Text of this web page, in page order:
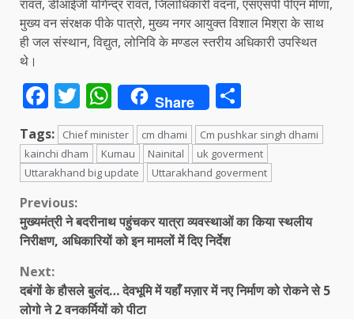
रावत, डीआईजी योगेन्द्र रावत, जिलाधिकारी वंदना, एसएसपी पीएन मीणा,
मुख्य वन संरक्षक पीके पात्रो, मुख्य नगर आयुक्त विशाल मिश्रा के साथ
ही जल संस्थान, विद्युत, लोनिवि के मण्डल स्तरीय अधिकारी उपस्थित
थे।
Facebook
Twitter
WhatsApp
Share
Tags: Chief minister cm dhami
Cm pushkar singh dhami
kainchi dham
Kumau Nainital
uk goverment
Uttarakhand big update
Uttarakhand goverment
Continue
Reading
Previous:
मुख्यमंत्री ने बदरीनाथ पहुंचकर यात्रा व्यवस्थाओं का किया स्थलीय
निरीक्षण, अधिकारियों को इन मामलों में दिए निर्देश
Next:
दबंगों के हौसले बुलंद… देवभूमि में यहाँ मज़ार में नए निर्माण को रोकने से 5
लोगो ने 2 वनकर्मियों को पीटा